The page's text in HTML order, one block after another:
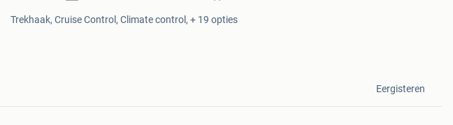
Trekhaak, Cruise Control, Climate control, + 19 opties
Eergisteren